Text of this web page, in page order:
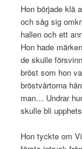
Hon började klä
och såg sig
hallen och ett
Hon hade
de skulle
bröst som hon
bröstvårtorna
man… Undrar
skulle bli
Hon tyckte om